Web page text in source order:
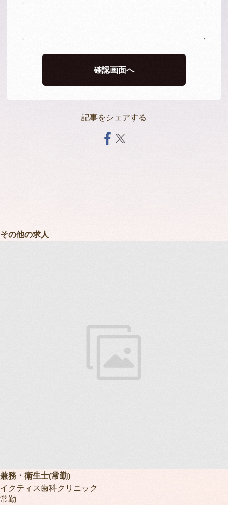
記事をシェアする
その他の求人
兼務・衛生士(常勤)
イクティス歯科クリニック
常勤